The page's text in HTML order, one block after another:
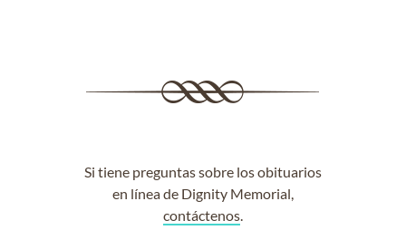
Si tiene preguntas sobre los obituarios
en línea de Dignity Memorial,
contáctenos.